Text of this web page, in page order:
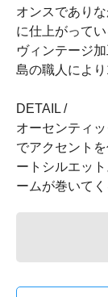
オンスであり
に仕上がってい
ヴィンテージ
島の職人によ
DETAIL /
オーセンティ
でアクセント
ートシルエッ
ームが巻いて